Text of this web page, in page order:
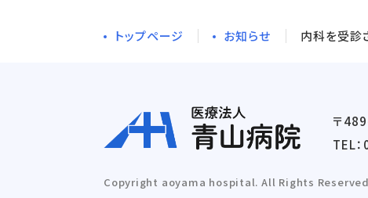
トップページ お知らせ 内科を受診
〒
TEL：
Copyright aoyama hospital. All Rights